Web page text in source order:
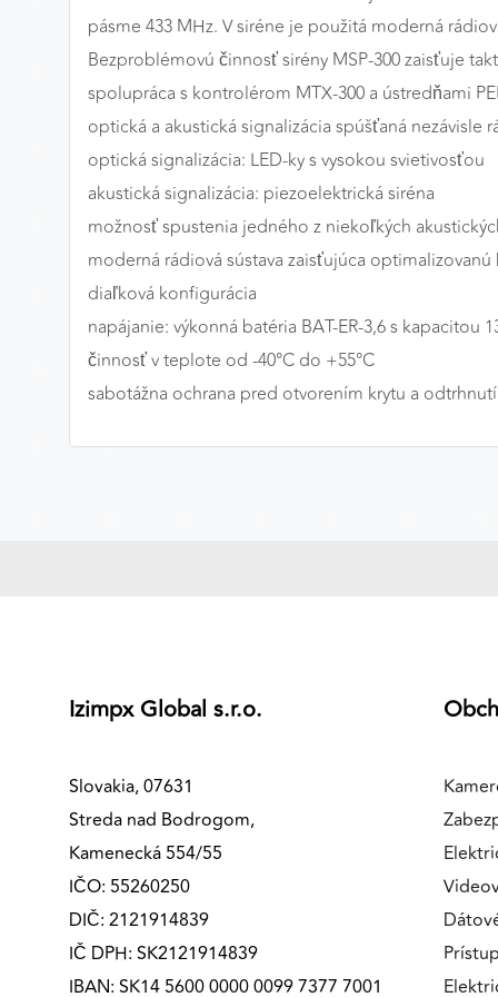
pásme 433 MHz. V siréne je použitá moderná
Bezproblémovú činnosť sirény MSP-300 zaisťuje
spolupráca s kontrolérom MTX-300 a ústredňami
optická a akustická signalizácia spúšťaná nezávisle
optická signalizácia: LED-ky s vysokou svietivosťou
akustická signalizácia: piezoelektrická siréna
možnosť spustenia jedného z niekoľkých
moderná rádiová sústava zaisťujúca
diaľková konfigurácia
napájanie: výkonná batéria BAT-ER-3,6 s
činnosť v teplote od -40°C do +55°C
sabotážna ochrana pred otvorením krytu a
Izimpx Global s.r.o.
Slovakia, 07631
Streda nad Bodrogom,
Kamenecká 554/55
IČO: 55260250
DIČ: 2121914839
IČ DPH: SK2121914839
IBAN: SK14 5600 0000 0099 7377 7001
Preferenčné cookies
ANALYTICKÉ COOKIES
Analytické cookies nám umožňujú meranie výkonu
nášho webu. Ich pomocou určujeme počet návštev a
pomocou týchto cookies spracovávame anonymne a
súhrnne, bez použitia identifikátorov, ktoré ukazujú na
konkrétnych používateľov nášho webu. Vďaka týmto
cookies môžeme optimalizovať výkon a funkčnosť
Google Analytics
Poskytovateľ: Google
Google Ads